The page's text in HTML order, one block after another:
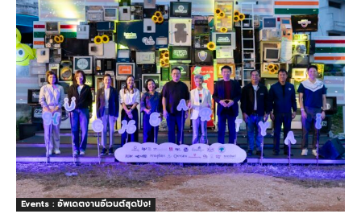
Events : อัพเดตงานอีเวนต์สุดปัง!